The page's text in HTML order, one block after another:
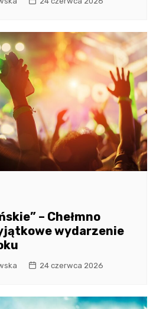
– Chełmno
wydarzenie
24 czerwca 2026